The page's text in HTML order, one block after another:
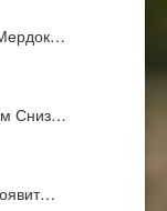
Сниз…